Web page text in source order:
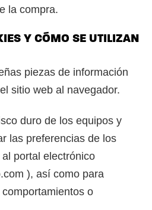
la compra.
Y CÓMO SE UTILIZAN
piezas de información
sitio web al navegador.
duro de los equipos y
las preferencias de los
portal electrónico
), así como para
o